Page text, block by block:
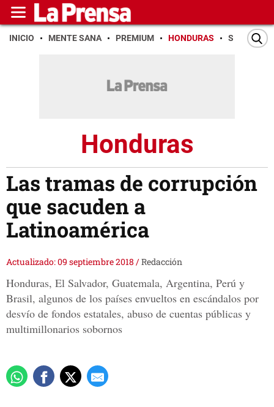
INICIO MENTE SANA PREMIUM HONDURAS SAN PEDRO
Honduras
Las tramas de corrupción
que sacuden a
Latinoamérica
Actualizado: 09 septiembre 2018 /Redacción
Honduras, El Salvador, Guatemala, Argentina, Perú y
Brasil, algunos de los países envueltos en escándalos por
desvío de fondos estatales, abuso de cuentas públicas y
multimillonarios sobornos